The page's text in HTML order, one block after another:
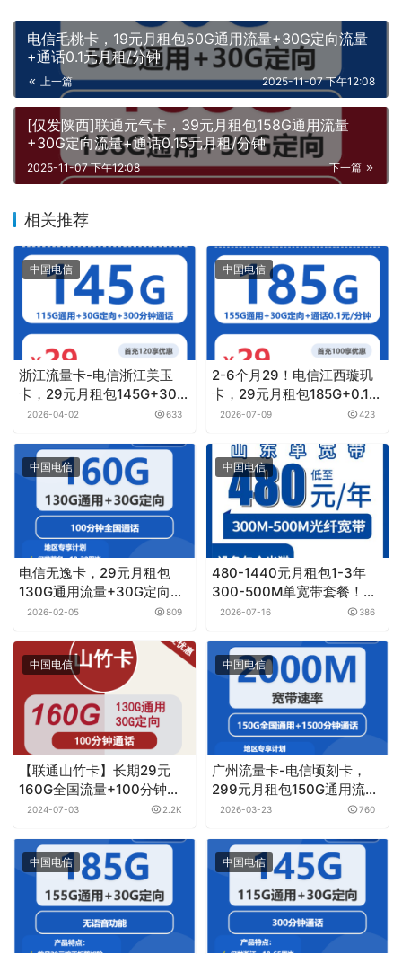
电信毛桃卡，19元月租包50G通用流量+30G定向流量
+通话0.1元月租/分钟
上一篇 2025-11-07 下午12:08
[仅发陕西]联通元气卡，39元月租包158G通用流量
+30G定向流量+通话0.15元月租/分钟
下一篇
2025-11-07 下午12:08
相关推荐
中国电信
浙江流量卡-电信浙江美玉
卡，29元月租包145G+300
分钟通话
2026-04-02 633
中国电信
2-6个月29！电信江西璇玑
卡，29元月租包185G+0.1元
月租/分钟
2026-07-09 423
中国电信
电信无逸卡，29元月租包
130G通用流量+30G定向流
量+100分钟通话
2026-02-05 809
中国电信
480-1440元月租包1-3年
300-500M单宽带套餐！电
信山东全省宽带卡套餐详情
2026-07-16 386
中国电信
【联通山竹卡】长期29元
160G全国流量+100分钟通
话2024-07-03 2.2K
中国电信
广州流量卡-电信顷刻卡，
299元月租包150G通用流量
+1500分钟+宽带2000M
2026-03-23 760
中国电信 中国电信